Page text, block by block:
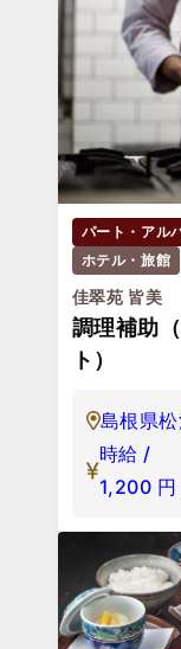
パート・アル
ホテル・旅館
佳翠苑 皆美
調理補助
ト）
島根県
時給 /
1,200 円